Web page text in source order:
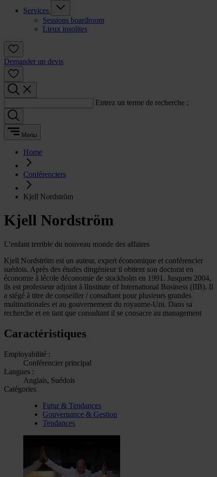
Services
Sessions boardroom
Lieux insolites
Demander un devis
Entrez un terme de recherche :
Menu
Home
Conférenciers
Kjell Nordström
Kjell Nordström
L’enfant terrible du nouveau monde des affaires
Kjell Nordström est un auteur, expert économique et conférencier
suédois. Après des études dingénieur il obtient son doctorat en
économie à lécole déconomie de stockholm en 1991. Jusquen 2004,
ils est professeur adjoint à lInstitute of International Business (IIB). Il
a siégé à titre de conseiller / consultant pour plusieurs grandes
multinationales et au gouvernement du royaume-Uni. Dans sa
recherche et en tant que consultant il se consacre au management
Caractéristiques
Employabilité :
Conférencier principal
Langues :
Anglais, Suédois
Catégories
Futur & Tendances
Gouvernance & Gestion
Tendances